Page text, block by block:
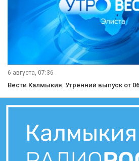
6 августа, 07:36
Вести Калмыкия. Утренний выпуск от